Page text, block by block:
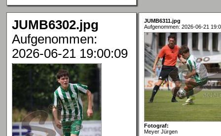
JUMB6302.jpg
Aufgenommen:
2026-06-21 19:00:09
JUMB6311.jpg
Aufgenommen: 2026-06-21
Fotograf:
Meyer Jürgen